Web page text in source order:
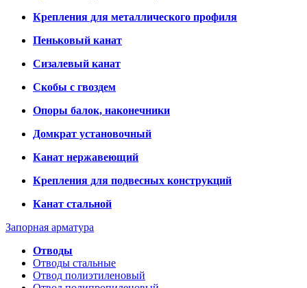
Крепления для металлического профиля
Пеньковый канат
Сизалевый канат
Скобы с гвоздем
Опоры балок, наконечники
Домкрат установочный
Канат нержавеющий
Крепления для подвесных конструкций
Канат стальной
Запорная арматура
Отводы
Отводы стальные
Отвод полиэтиленовый